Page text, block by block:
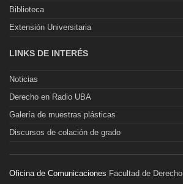
Biblioteca
Extensión Universitaria
LINKS DE INTERÉS
Noticias
Derecho en Radio UBA
Galería de muestras plásticas
Discursos de colación de grado
Oficina de Comunicaciones Facultad de Derecho